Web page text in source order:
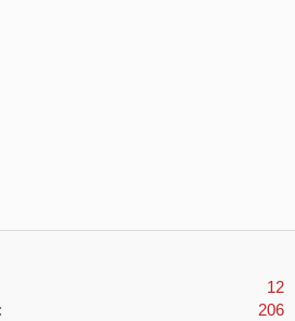
12
206